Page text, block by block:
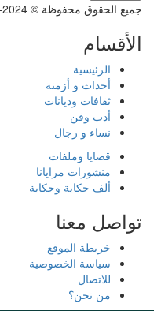
جميع الحقوق محفوظة © 2024-2018
الأقسام
الرئيسية
أحداث و أزمنة
ثقافات وديانات
أدب وفن
نساء و رجال
قضايا وملفات
منشورات مرايانا
ألف حكاية وحكاية
تواصل معنا
خريطة الموقع
سياسة الخصوصية
للاتصال
من نحن؟